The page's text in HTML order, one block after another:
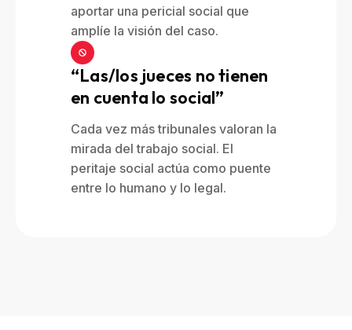
aportar una pericial social que
amplíe la visión del caso.
“Las/los jueces no tienen
en cuenta lo social”
Cada vez más tribunales valoran la
mirada del trabajo social. El
peritaje social actúa como puente
entre lo humano y lo legal.